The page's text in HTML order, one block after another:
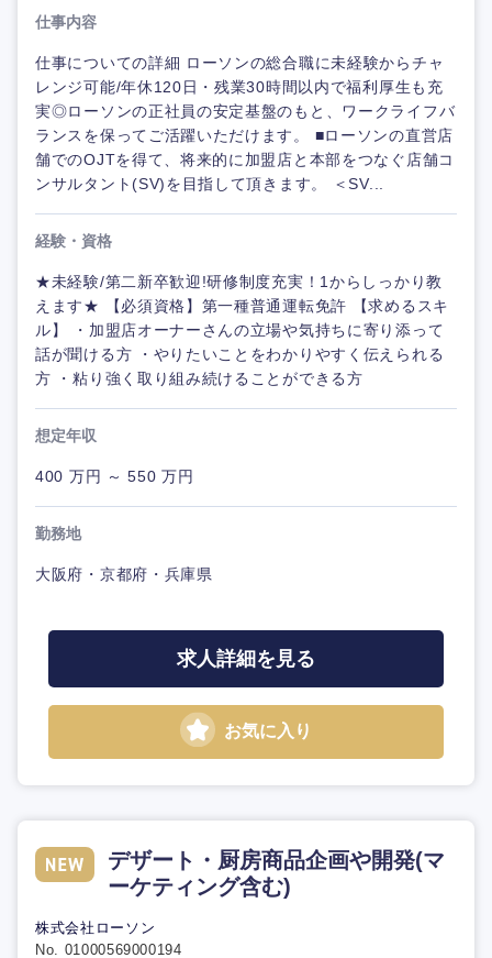
仕事内容
仕事についての詳細 ローソンの総合職に未経験からチャ
レンジ可能/年休120日・残業30時間以内で福利厚生も充
実◎ローソンの正社員の安定基盤のもと、ワークライフバ
ランスを保ってご活躍いただけます。 ■ローソンの直営店
舗でのOJTを得て、将来的に加盟店と本部をつなぐ店舗コ
ンサルタント(SV)を目指して頂きます。 ＜SV...
経験・資格
★未経験/第二新卒歓迎!研修制度充実！1からしっかり教
えます★ 【必須資格】第一種普通運転免許 【求めるスキ
ル】 ・加盟店オーナーさんの立場や気持ちに寄り添って
話が聞ける方 ・やりたいことをわかりやすく伝えられる
方 ・粘り強く取り組み続けることができる方
想定年収
400 万円 ～ 550 万円
勤務地
大阪府・京都府・兵庫県
求人詳細を見る
お気に入り
デザート・厨房商品企画や開発(マ
ーケティング含む)
株式会社ローソン
No. 01000569000194